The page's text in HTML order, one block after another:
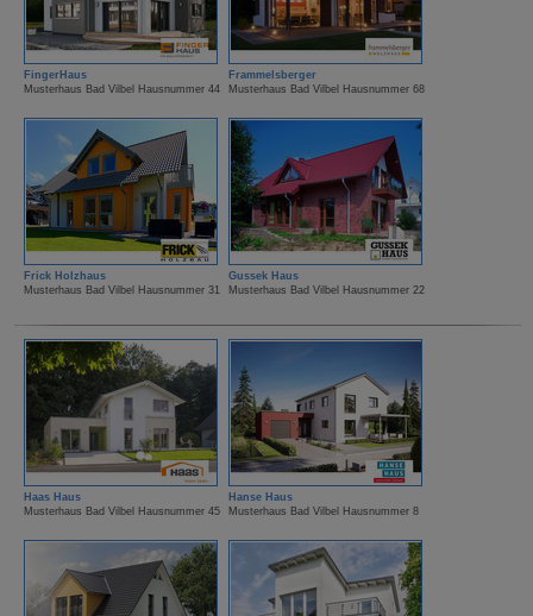
FingerHaus
Musterhaus Bad Vilbel Hausnummer 44
Frammelsberger
Musterhaus Bad Vilbel Hausnummer 68
Frick Holzhaus
Musterhaus Bad Vilbel Hausnummer 31
Gussek Haus
Musterhaus Bad Vilbel Hausnummer 22
Haas Haus
Musterhaus Bad Vilbel Hausnummer 45
Hanse Haus
Musterhaus Bad Vilbel Hausnummer 8